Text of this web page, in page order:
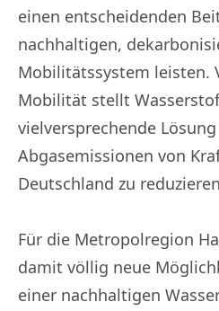
einen entscheidenden
nachhaltigen,
Mobilitätssystem leisten.
Mobilität stellt
vielversprechende
Abgasemissionen von
Deutschland zu
Für die Metropolregion
damit völlig neue
einer nachhaltigen